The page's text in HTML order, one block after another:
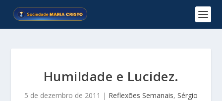
Humildade e Lucidez.
5 de dezembro de 2011 | Reflexões Semanais, Sérgio